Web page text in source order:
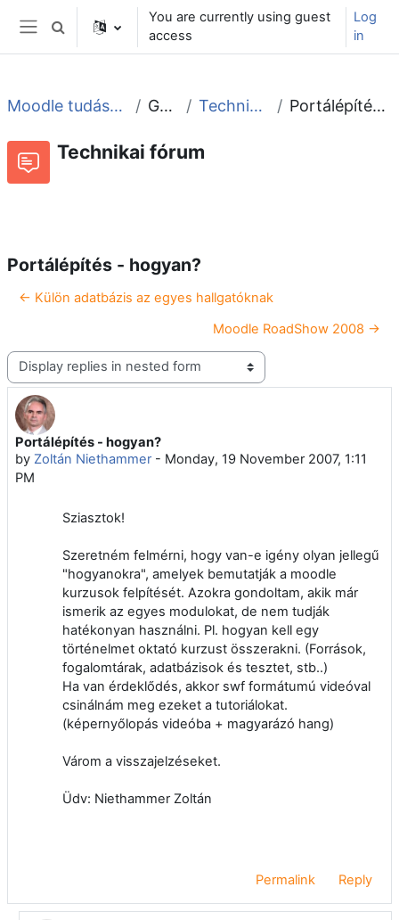
Skip to main content
Side panel
Toggle search input
You are currently using guest
access
Log
in
Moodle tudástár és fórum General Technikai fórum Portálépítés - hogyan?
Technikai fórum
Portálépítés - hogyan?
← Külön adatbázis az egyes hallgatóknak
Moodle RoadShow 2008 →
Display mode
Portálépítés - hogyan?
by Zoltán Niethammer - Monday, 19 November 2007, 1:11
PM
Number of replies: 23
Sziasztok!
Szeretném felmérni, hogy van-e igény olyan jellegű
"hogyanokra", amelyek bemutatják a moodle
kurzusok felpítését. Azokra gondoltam, akik már
ismerik az egyes modulokat, de nem tudják
hatékonyan használni. Pl. hogyan kell egy
történelmet oktató kurzust összerakni. (Források,
fogalomtárak, adatbázisok és tesztet, stb..)
Ha van érdeklődés, akkor swf formátumú videóval
csinálnám meg ezeket a tutoriálokat.
(képernyőlopás videóba + magyarázó hang)
Várom a visszajelzéseket.
Üdv: Niethammer Zoltán
Permalink Reply